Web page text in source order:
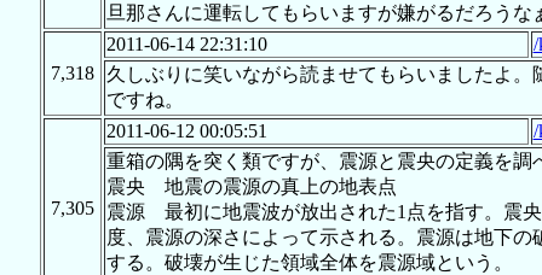
旦那さんに運転してもらいますが嫌がるだろうな
7,318
2011-06-14 22:31:10
/
久しぶりに笑いながら読ませてもらいましたよ
ですね。
7,305
2011-06-12 00:05:51
/
重箱の隅を突く類ですが、震源と震央の定義を
震央 地震の震源の真上の地表点
震源 最初に地震波が放出された1点を指す。震
度、震源の深さによって示される。震源は地下
する。破壊が生じた領域全体を震源域という。